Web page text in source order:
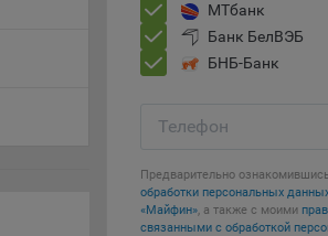
МТбанк
Банк БелВЭБ
БНБ-Банк
Телефон
Предварительно
обработки персональных
«Майфин», а также с моими
связанными с обработкой